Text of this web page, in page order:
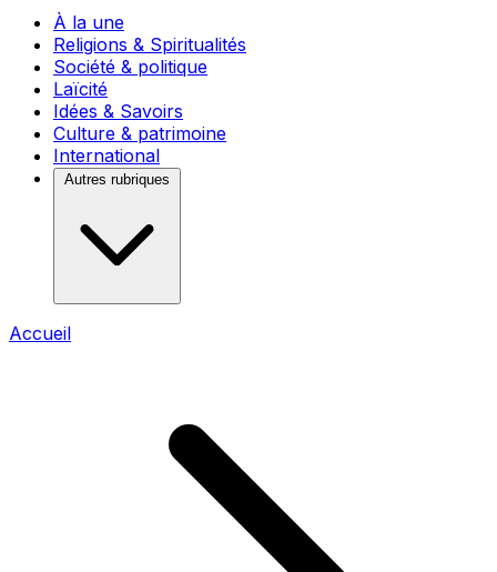
À la une
Religions & Spiritualités
Société & politique
Laïcité
Idées & Savoirs
Culture & patrimoine
International
Autres rubriques
Accueil